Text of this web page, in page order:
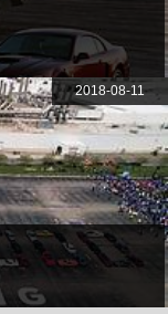
2018-08-11